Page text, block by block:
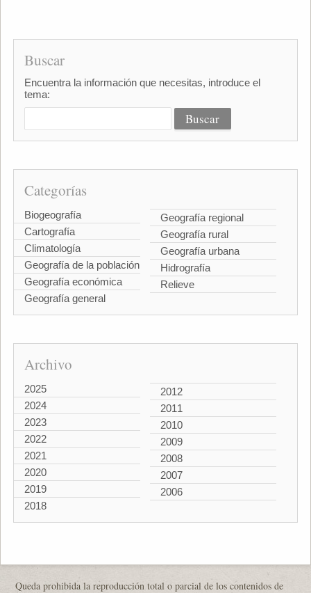
Buscar
Encuentra la información que necesitas, introduce el
tema:
Categorías
Biogeografía
Cartografía
Climatología
Geografía de la población
Geografía económica
Geografía general
Geografía regional
Geografía rural
Geografía urbana
Hidrografía
Relieve
Archivo
2025
2024
2023
2022
2021
2020
2019
2018
2012
2011
2010
2009
2008
2007
2006
Queda prohibida la reproducción total o parcial de los contenidos de